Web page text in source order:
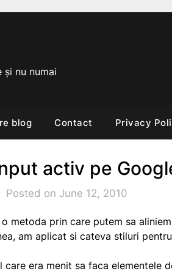
și nu numai
blog Contact Privacy
activ pe
Posted on June 12, 2010
metoda prin care putem sa
am aplicat si cateva stiluri
era menit sa faca elementele